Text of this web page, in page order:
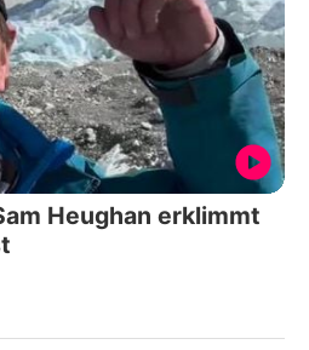
Heughan erklimmt